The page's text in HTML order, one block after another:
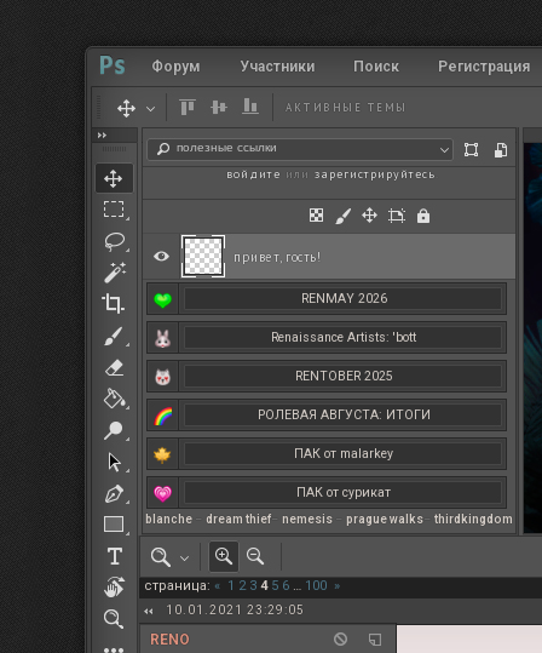
RENMAY 2026
Renaissance Artists: 'bott
RENTOBER 2025
РОЛЕВАЯ АВГУСТА: ИТОГИ
ПАК от malarkey
ПАК от сурикат
РЕНМАЙ
полезные ссылки
blanche – dream thief– nemesis – prague walks– thirdkingdom
Форум Участники Поиск Регистрация
АКТИВНЫЕ ТЕМЫ
привет, гость!
войдите или зарегистрируйтесь
страница: « 1 2 3 4 5 6 … 100 »
10.01.2021 23:29:05
RENO